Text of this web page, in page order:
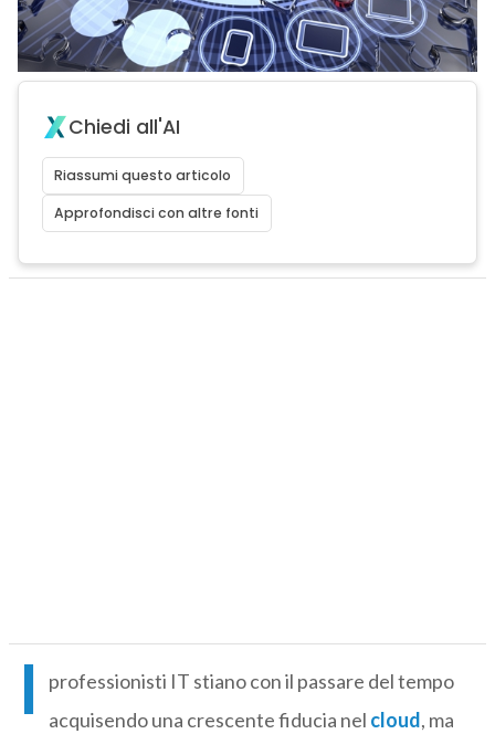
Chiedi all'AI
Riassumi questo articolo
Approfondisci con altre fonti
I
professionisti IT stiano con il passare del tempo
acquisendo una crescente fiducia nel cloud, ma